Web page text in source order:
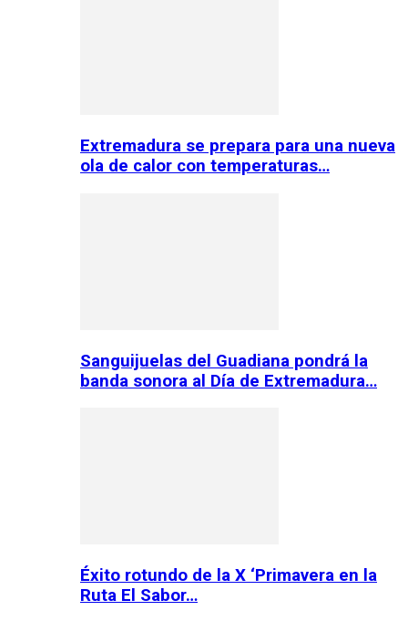
Extremadura se prepara para una nueva
ola de calor con temperaturas…
Sanguijuelas del Guadiana pondrá la
banda sonora al Día de Extremadura…
Éxito rotundo de la X ‘Primavera en la
Ruta El Sabor…